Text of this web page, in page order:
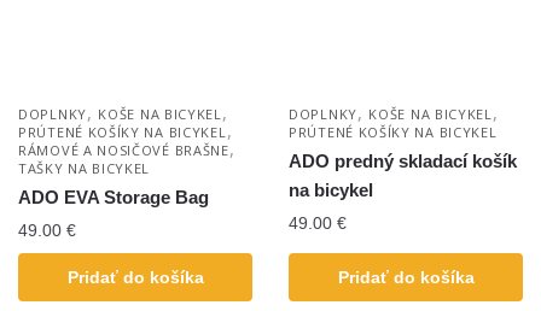
DOPLNKY, KOŠE NA BICYKEL ,
PRÚTENÉ KOŠÍKY NA BICYKEL ,
RÁMOVÉ A NOSIČOVÉ BRAŠNE,
TAŠKY NA BICYKEL
ADO EVA Storage Bag
49.00 €
Pridať do košíka
DOPLNKY, KOŠE NA BICYKEL ,
PRÚTENÉ KOŠÍKY NA BICYKEL
ADO predný skladací košík
na bicykel
49.00 €
Pridať do košíka